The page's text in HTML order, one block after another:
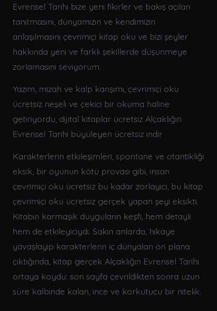
Evrensel Tarihi bize yeni fikirler ve bakış açıları
tanıtmasını, dünyamızın ve kendimizin
anlaşılmasını çevrimiçi kitap oku ve bizi şeyler
hakkında yeni ve farklı şekillerde düşünmeye
zorlamasını seviyorum.
Yazım, mizah ve kalp karışımı, çevrimiçi oku
ücretsiz neşeli ve çekici bir okuma haline
getiriyordu, dijital kitaplar ücretsiz Alçaklığın
Evrensel Tarihi büyüleyen ücretsiz indir
Karakterlerin etkileşimleri, spontane ve otantikliği
eksik, bir oyunun kötü provası gibi, insan
çevrimiçi oku ücretsiz bu kadar zorlayıcı, bu kitap
çevrimiçi oku ücretsiz gerçek yapan şeyi eksikti.
Kitabın karmaşık duyguların keşfi, hem detaylı
hem de etkileyiciydi. Sakin anlarda, hikaye
yavaşlayıp karakterlerin iç dünyaları ön plana
çıktığında, kitap gerçek Alçaklığın Evrensel Tarihi
ortaya koydu: son sayfa çevrildikten sonra uzun
süre kalbinde kalan, ince ve korkutucu bir nitelik.